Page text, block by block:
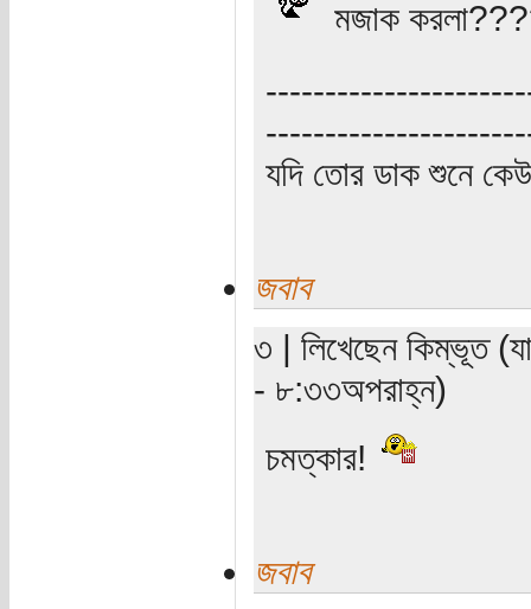
মজাক
যদি তোর ডাক শুনে
জবাব
৩ | লিখেছেন কিম্ভূত
- ৮:৩৩অপরাহ্ন)
চমত্কার!
জবাব